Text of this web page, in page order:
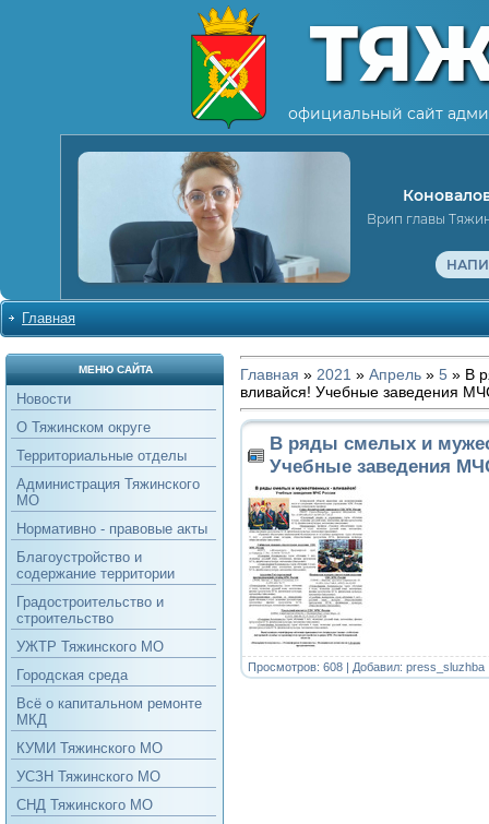
официальный сайт
Врип главы
Главная
МЕНЮ САЙТА
Новости
О Тяжинском округе
Территориальные отделы
Администрация Тяжинского
МО
Нормативно - правовые акты
Благоустройство и
содержание территории
Градостроительство и
строительство
УЖТР Тяжинского МО
Городская среда
Всё о капитальном ремонте
МКД
КУМИ Тяжинского МО
УСЗН Тяжинского МО
СНД Тяжинского МО
Главная » 2021 » Апрель » 5 » В
вливайся! Учебные заведения
В ряды смелых и
Учебные заведения
Просмотров: 608 | Добавил: press_sluzhba